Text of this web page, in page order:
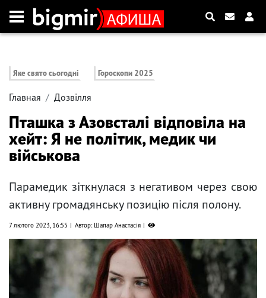
Яке свято сьогодні Гороскопи 2025
Главная Дозвілля
Пташка з Азовсталі відповіла на
хейт: Я не політик, медик чи
військова
Парамедик зіткнулася з негативом через свою
активну громадянську позицію після полону.
7 лютого 2023, 16:55 Автор: Шапар Анастасія